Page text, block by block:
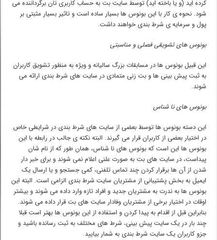
کرده اید (و یا باخته اید) توسط سایت بت به حساب کاربری تان برگرداننده می
شود. نحوه ی کار با این بونوس ها بسیار ساده است و تاثیر بسیار مثبتی بر
پول و سرمایه ی شرط بندی خواهند داشت.
بونوس های تشویقی فصلی و مناسبتی
این قبیل بونوس ها در مسابقات بزرگ سالیانه و ویژه به منظور تشویق کاربران
به ثبت پیش بینی ها و بت زنی متمادی در سایت های شرط بندی ارائه می
شوند.
بونوس های نا شناس
این دسته بونوس ها توسط بعضی از سایت های شرط بندی در شرایطی خاص
در اختیار بعضی از کاربران قرار می گیرند. البته نکته ی جالب در رابطه با این
بونوس ها این است که بونوس های نا شناس، همان طور که از نام شان
پیداست، در سایت های بت به صورت علنی اعلام نمی شوند و برای خبر دار
شدن از آن ها برقرار کردن چند تماس تلفنی، کمی جستجو و یا ارسال یک
ایمیل به بخش پشتیبانی از مشتریان سایت شرط بندی الزامی است. البته این
بونوس ها به ندرت به مشتریان جدید و افراد تازه وارد داده می شوند و بیشتر
اوقات در اختیار برخی از مشتریان وفادار سایت های بت قرار داده می شوند.
بنابراین قبل از اقدام به پیدا کردن و استفاده از این بونوس ها بهتر است قبلا
چند بار در یک سایت پیش بینی، شرط های مختلف به ثبت رسانده باشید و
جزو کاربران یک سایت شرط بندی به شمار بیایید.